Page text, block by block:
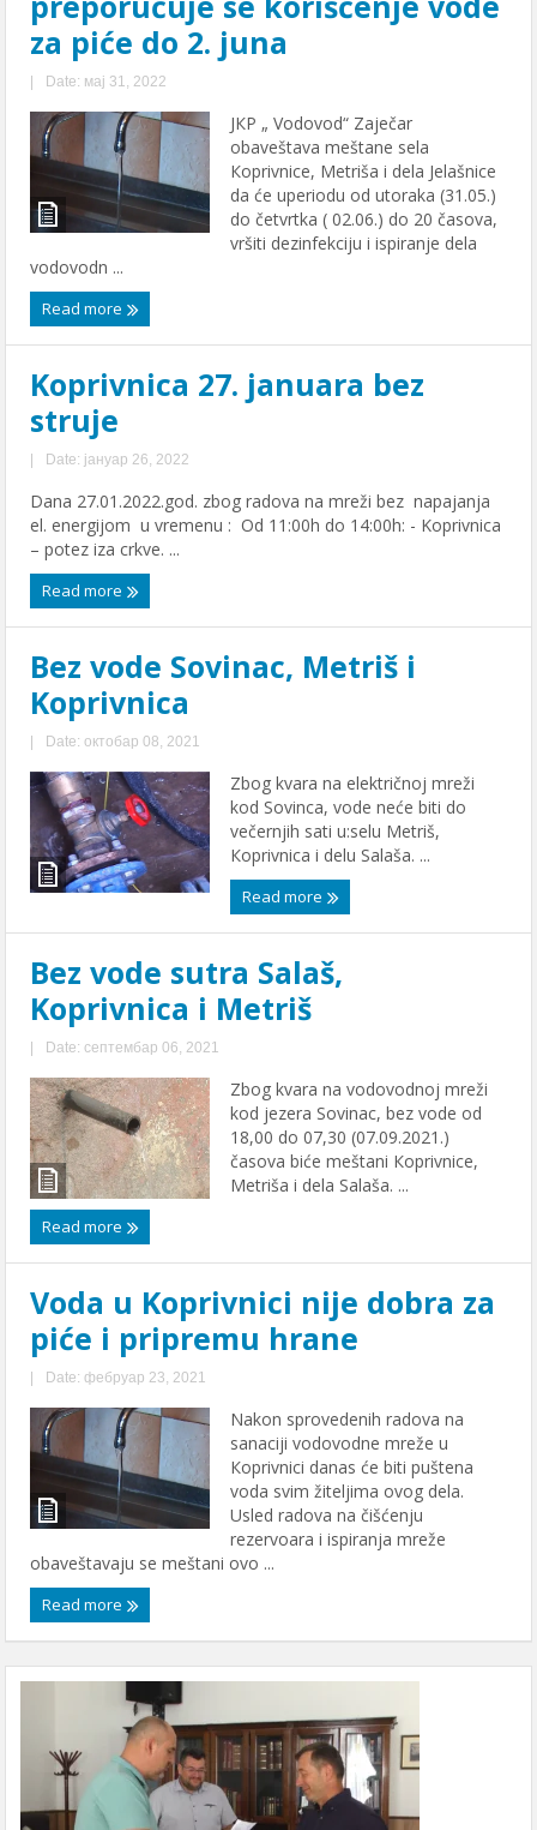
za piće do 2. juna
| Date: мај 31, 2022
JКP „ Vodovod“ Zaječar
obaveštava meštane sela
Кoprivnice, Metriša i dela Jelašnice
da će uperiodu od utoraka (31.05.)
do četvrtka ( 02.06.) do 20 časova,
vršiti dezinfekciju i ispiranje dela
vodovodn ...
Read more
Koprivnica 27. januara bez
struje
| Date: јануар 26, 2022
Dana 27.01.2022.god. zbog radova na mreži bez napajanja
el. energijom u vremenu : Od 11:00h do 14:00h: - Koprivnica
– potez iza crkve. ...
Read more
Bez vode Sovinac, Metriš i
Koprivnica
| Date: октобар 08, 2021
Zbog kvara na električnoj mreži
kod Sovinca, vode neće biti do
večernjih sati u:selu Metriš,
Кoprivnica i delu Salaša. ...
Read more
Bez vode sutra Salaš,
Koprivnica i Metriš
| Date: септембар 06, 2021
Zbog kvara na vodovodnoj mreži
kod jezera Sovinac, bez vode od
18,00 do 07,30 (07.09.2021.)
časova biće meštani Кoprivnice,
Metriša i dela Salaša. ...
Read more
Voda u Koprivnici nije dobra za
piće i pripremu hrane
| Date: фебруар 23, 2021
Nakon sprovedenih radova na
sanaciji vodovodne mreže u
Кoprivnici danas će biti puštena
voda svim žiteljima ovog dela.
Usled radova na čišćenju
rezervoara i ispiranja mreže
obaveštavaju se meštani ovo ...
Read more